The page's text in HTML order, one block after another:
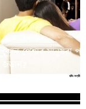
কোন পেশার মানুষরা
জড়ান?